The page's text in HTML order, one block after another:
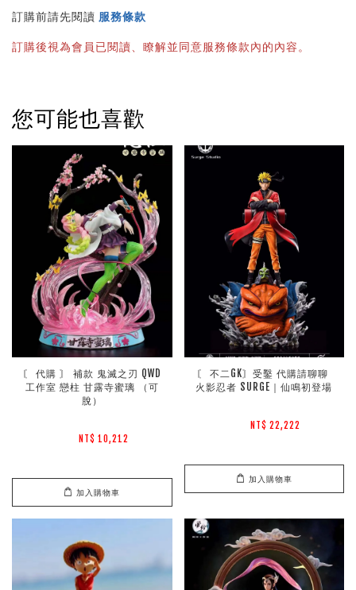
訂購前請先閱讀 服務條款
訂購後視為會員已閱讀、瞭解並同意服務條款內的內容。
您可能也喜歡
〘 代購 〙 補款 鬼滅之刃 QWD
工作室 戀柱 甘露寺蜜璃 （可
脫）
NT$ 10,212
加入購物車
〘 不二GK〙受鑿 代購請聊聊
火影忍者 SURGE｜仙鳴初登場
NT$ 22,222
加入購物車